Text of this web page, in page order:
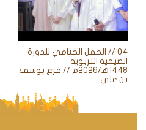
04 // الحفل الختامي للدورة
الصيفية التربوية
1448ه‍/2026م // فرع يوسف
بن علي